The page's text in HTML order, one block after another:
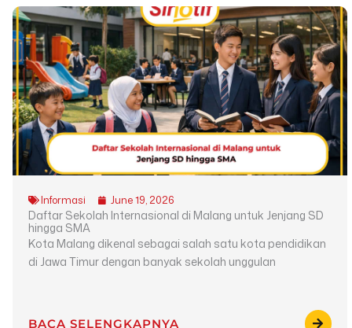
Informasi June 19, 2026
Daftar Sekolah Internasional di Malang untuk Jenjang SD
hingga SMA
Kota Malang dikenal sebagai salah satu kota pendidikan
di Jawa Timur dengan banyak sekolah unggulan
BACA SELENGKAPNYA